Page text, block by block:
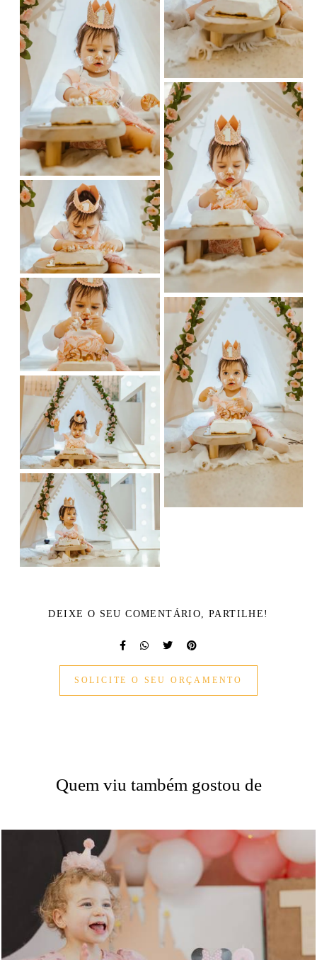
DEIXE O SEU COMENTÁRIO, PARTILHE!
SOLICITE O SEU ORÇAMENTO
Quem viu também gostou de